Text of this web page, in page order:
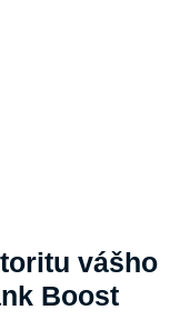
vášho
Boost